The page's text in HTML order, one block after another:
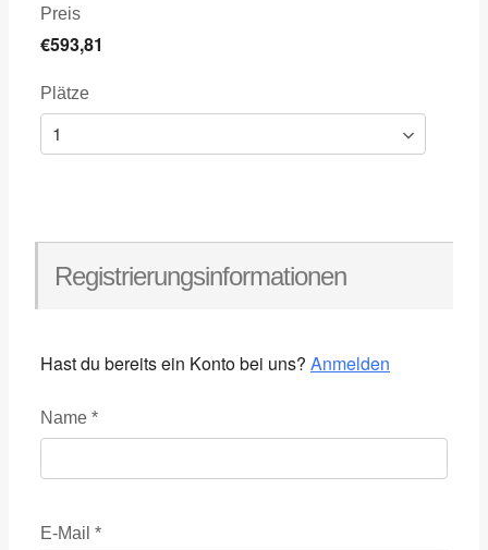
Preis
€593,81
Plätze
Registrierungsinformationen
Hast du bereits ein Konto bei uns? Anmelden
Name *
E-Mail *